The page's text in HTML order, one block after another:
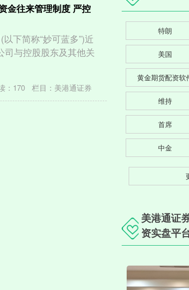
金往来管理制度 严控
下简称“妙可蓝多”)近
司与控股股东及其他关
： 170 栏目： 美港通证券
特朗
美国
黄金期货配资软
维持
首席
中金
美港通证
资实盘平